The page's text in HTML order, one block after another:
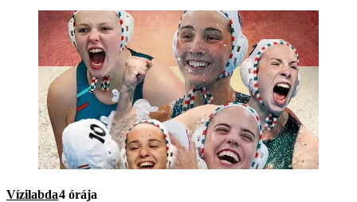
Vízilabda4 órája